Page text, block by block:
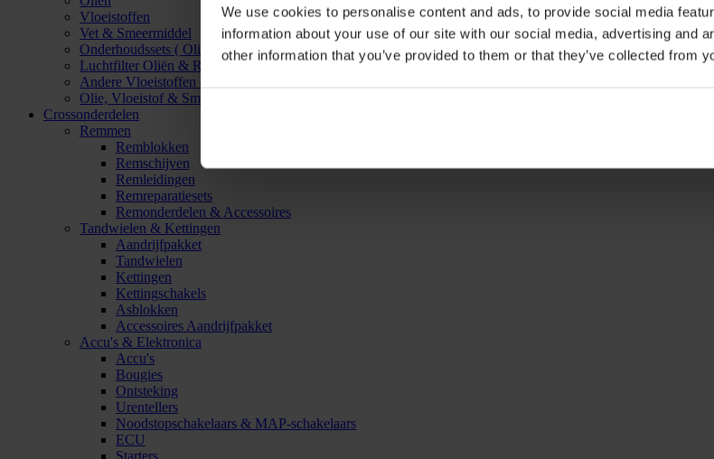
We use cookies to personalise content and ads, to provide social media
information about your use of our site with our social media, advertising and
other information that you’ve provided to them or that they’ve collected from
Vloeistoffen
Vet & Smeermiddel
Onderhoudssets ( Olie & Filter)
Luchtfilter Oliën & Reinigers
Andere Vloeistoffen & Smeermiddelen
Olie, Vloeistof & Smeermiddel Accessoires
Crossonderdelen
Remmen
Remblokken
Remschijven
Remleidingen
Remreparatiesets
Remonderdelen & Accessoires
Tandwielen & Kettingen
Aandrijfpakket
Tandwielen
Kettingen
Kettingschakels
Asblokken
Accessoires Aandrijfpakket
Accu's & Elektronica
Accu's
Bougies
Ontsteking
Urentellers
Noodstopschakelaars & MAP-schakelaars
ECU
Starters